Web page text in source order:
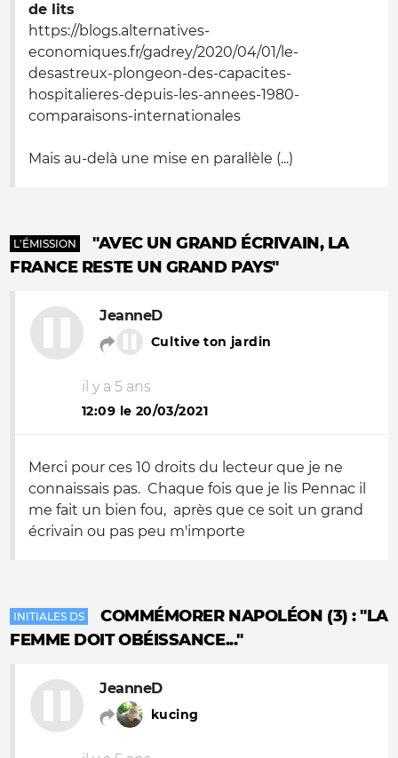
de lits
https://blogs.alternatives-
economiques.fr/gadrey/2020/04/01/le-
desastreux-plongeon-des-capacites-
hospitalieres-depuis-les-annees-1980-
comparaisons-internationales
Mais au-delà une mise en parallèle (...)
L'ÉMISSION
"AVEC UN GRAND ÉCRIVAIN, LA
FRANCE RESTE UN GRAND PAYS"
JeanneD
Cultive ton jardin
il y a 5 ans
12:09 le 20/03/2021
Merci pour ces 10 droits du lecteur que je ne
connaissais pas. Chaque fois que je lis Pennac il
me fait un bien fou, après que ce soit un grand
écrivain ou pas peu m'importe
INITIALES DS
COMMÉMORER NAPOLÉON (3) : "LA
FEMME DOIT OBÉISSANCE..."
JeanneD
kucing